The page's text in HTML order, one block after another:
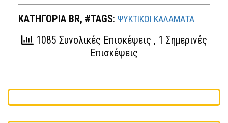
ΚΑΤΗΓΟΡΙΑ BR, #TAGS: ΨΥΚΤΙΚΟΙ ΚΑΛΑΜΑΤΑ
1085 Συνολικές Επισκέψεις , 1 Σημερινές
Επισκέψεις